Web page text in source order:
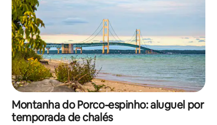
Montanha do Porco-espinho: aluguel por
temporada de chalés